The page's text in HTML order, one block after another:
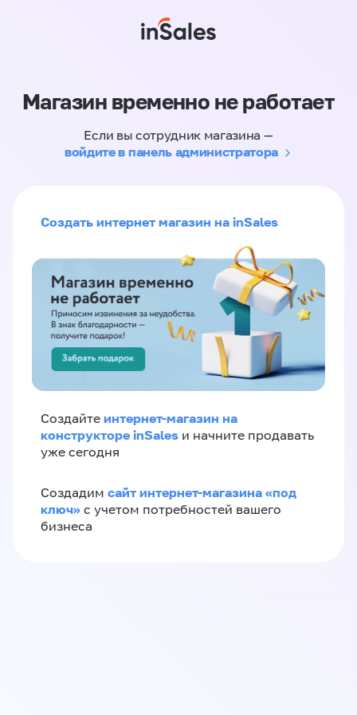
Магазин временно не работает
Если вы сотрудник магазина —
войдите в панель администратора
Создать интернет магазин на inSales
Создайте интернет-магазин на
конструкторе inSales и начните продавать
уже сегодня
Создадим сайт интернет-магазина «под
ключ» с учетом потребностей вашего
бизнеса